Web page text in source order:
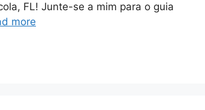
FL! Junte-se a mim para o guia
more